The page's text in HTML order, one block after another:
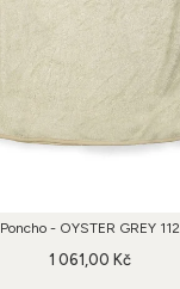
Poncho - OYSTER GREY 112
1 061,00 Kč